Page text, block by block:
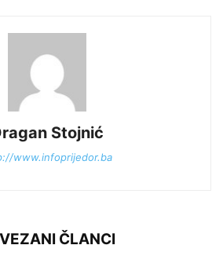
Stojnić
www.infoprijedor.ba
ČLANCI